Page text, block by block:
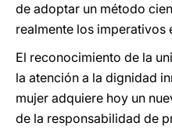
de adoptar un método
realmente los imperativos
El reconocimiento de la
la atención a la dignidad
mujer adquiere hoy un
de la responsabilidad de